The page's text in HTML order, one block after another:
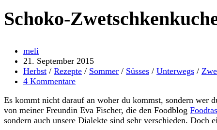
Schoko-
Beitrags-
Autor:
meli
Beitrag
veröffentlicht:
21. September 2015
Beitrags-
Kategorie:
Herbst / Rezepte / Sommer / Süsses / Unterwegs /
Beitrags-
4 Kommentare
Es kommt nicht darauf an woher du kommst, sondern
von meiner Freundin Eva Fischer, die den Foodblog
sondern auch unsere Dialekte sind sehr verschieden. Doch